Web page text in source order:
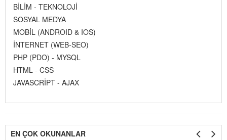
BİLİM - TEKNOLOJİ
SOSYAL MEDYA
MOBİL (ANDROID & IOS)
İNTERNET (WEB-SEO)
PHP (PDO) - MYSQL
HTML - CSS
JAVASCRİPT - AJAX
EN ÇOK OKUNANLAR